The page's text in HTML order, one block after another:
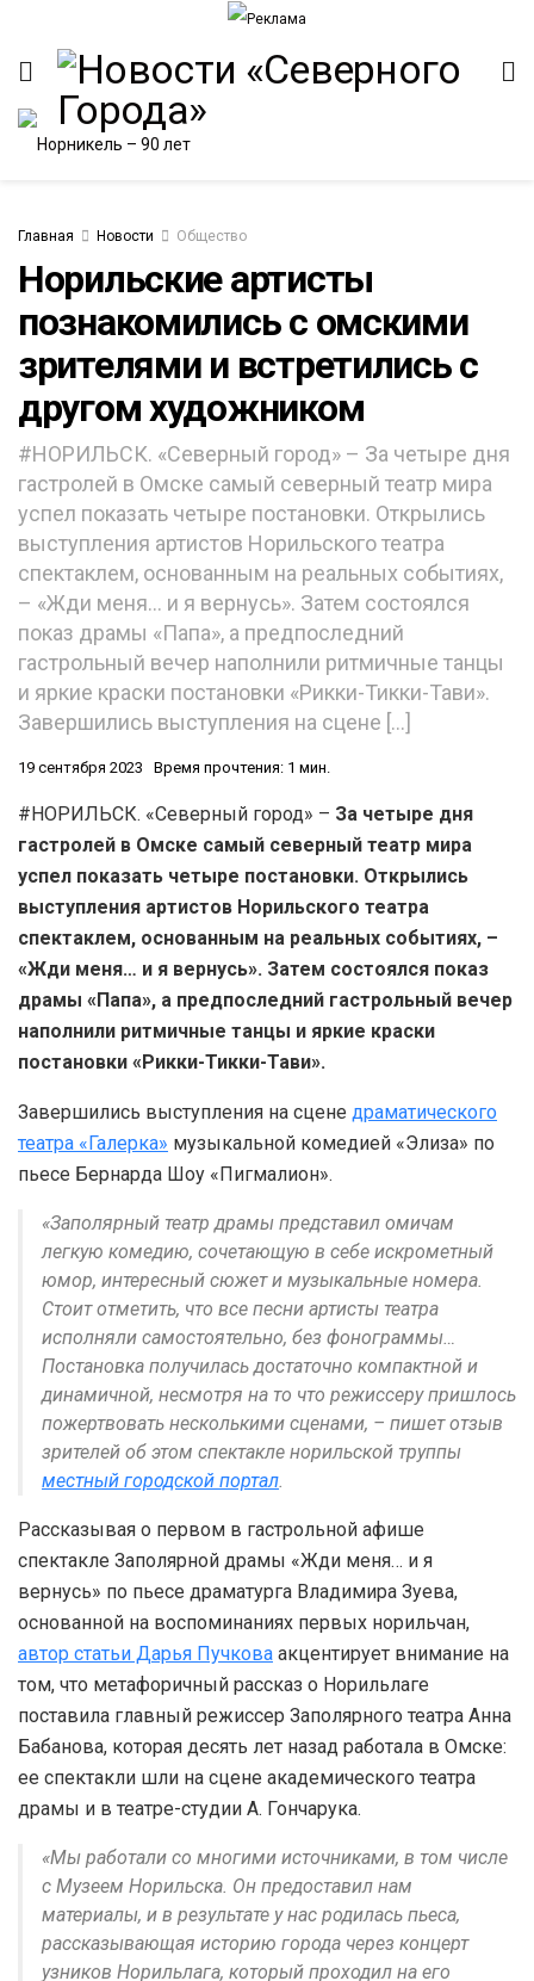
Главная Новости Общество
Норильские артисты
познакомились с омскими
зрителями и встретились с
другом художником
#НОРИЛЬСК. «Северный город» – За четыре дня
гастролей в Омске самый северный театр мира
успел показать четыре постановки. Открылись
выступления артистов Норильского театра
спектаклем, основанным на реальных событиях,
– «Жди меня… и я вернусь». Затем состоялся
показ драмы «Папа», а предпоследний
гастрольный вечер наполнили ритмичные танцы
и яркие краски постановки «Рикки-Тикки-Тави».
Завершились выступления на сцене […]
19 сентября 2023 Время прочтения: 1 мин.
#НОРИЛЬСК. «Северный город» – За четыре дня
гастролей в Омске самый северный театр мира
успел показать четыре постановки. Открылись
выступления артистов Норильского театра
спектаклем, основанным на реальных событиях, –
«Жди меня… и я вернусь». Затем состоялся показ
драмы «Папа», а предпоследний гастрольный вечер
наполнили ритмичные танцы и яркие краски
постановки «Рикки-Тикки-Тави».
Завершились выступления на сцене драматического
театра «Галерка» музыкальной комедией «Элиза» по
пьесе Бернарда Шоу «Пигмалион».
«Заполярный театр драмы представил омичам
легкую комедию, сочетающую в себе искрометный
юмор, интересный сюжет и музыкальные номера.
Стоит отметить, что все песни артисты театра
исполняли самостоятельно, без фонограммы…
Постановка получилась достаточно компактной и
динамичной, несмотря на то что режиссеру пришлось
пожертвовать несколькими сценами, – пишет отзыв
зрителей об этом спектакле норильской труппы
местный городской портал
Рассказывая о первом в гастрольной афише
спектакле Заполярной драмы «Жди меня… и я
вернусь» по пьесе драматурга Владимира Зуева,
основанной на воспоминаниях первых норильчан,
автор статьи Дарья Пучкова акцентирует внимание на
том, что метафоричный рассказ о Норильлаге
поставила главный режиссер Заполярного театра Анна
Бабанова, которая десять лет назад работала в Омске:
ее спектакли шли на сцене академического театра
драмы и в театре-студии А. Гончарука.
«Мы работали со многими источниками, в том числе
с Музеем Норильска. Он предоставил нам
материалы, и в результате у нас родилась пьеса,
рассказывающая историю города через концерт
узников Норильлага, который проходил на его